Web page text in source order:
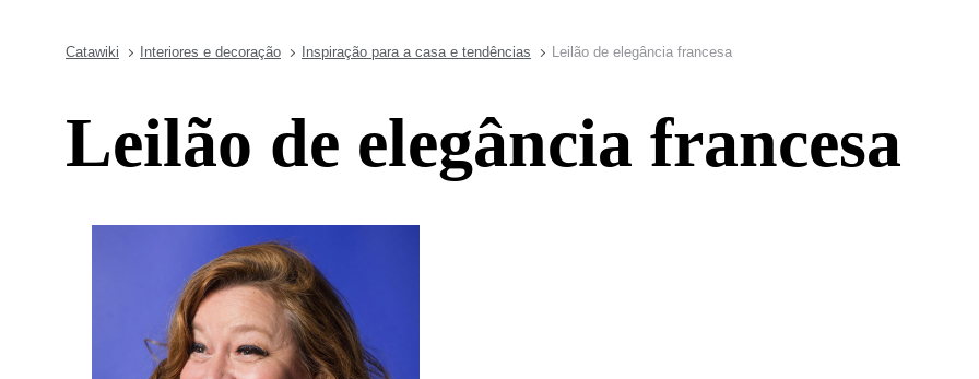
Catawiki Interiores e decoração Inspiração para a casa e tendências Leilão de elegância francesa
Leilão de elegância francesa